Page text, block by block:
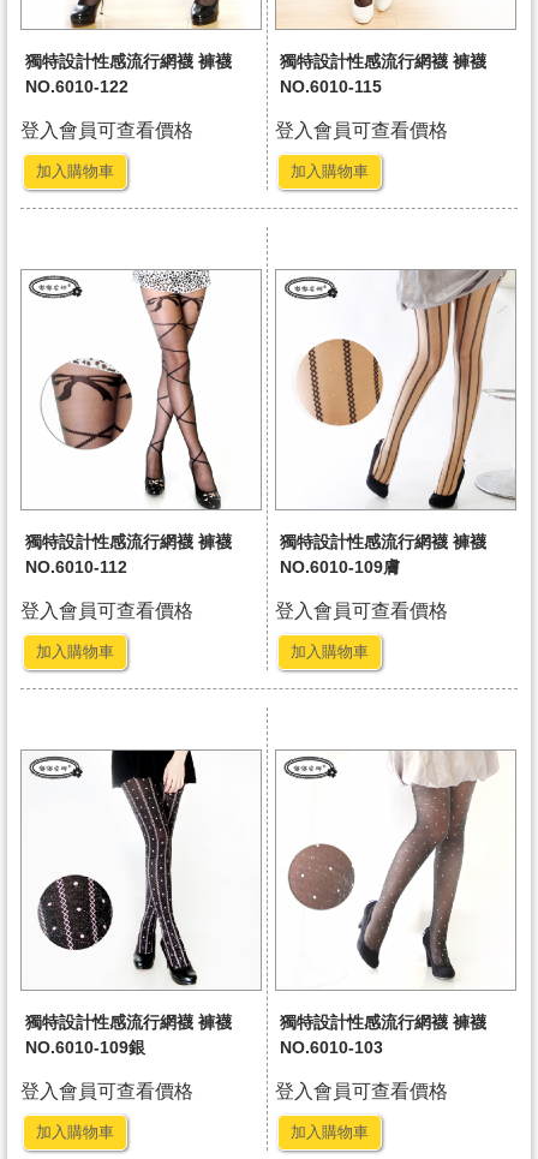
獨特設計性感流行網襪 褲襪
NO.6010-122
登入會員可查看價格
加入購物車
獨特設計性感流行網襪 褲襪
NO.6010-115
登入會員可查看價格
加入購物車
獨特設計性感流行網襪 褲襪
NO.6010-112
登入會員可查看價格
加入購物車
獨特設計性感流行網襪 褲襪
NO.6010-109膚
登入會員可查看價格
加入購物車
獨特設計性感流行網襪 褲襪
NO.6010-109銀
登入會員可查看價格
加入購物車
獨特設計性感流行網襪 褲襪
NO.6010-103
登入會員可查看價格
加入購物車